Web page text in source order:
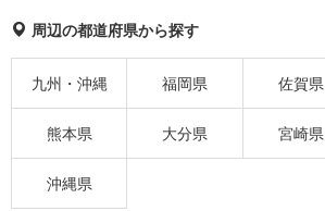
周辺の都道府県から探す
九州・沖縄 福岡県 佐賀県
熊本県 大分県 宮崎県
沖縄県